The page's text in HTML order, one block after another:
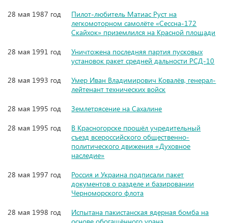
28 мая 1987 год
Пилот-любитель Матиас Руст на
легкомоторном самолёте «Сессна-172
Скайхок» приземлился на Красной площади
28 мая 1991 год
Уничтожена последняя партия пусковых
установок ракет средней дальности РСД-10
28 мая 1993 год
Умер Иван Владимирович Ковалёв, генерал-
лейтенант технических войск
28 мая 1995 год
Землетрясение на Сахалине
28 мая 1995 год
В Красногорске прошёл учредительный
съезд всероссийского общественно-
политического движения «Духовное
наследие»
28 мая 1997 год
Россия и Украина подписали пакет
документов о разделе и базировании
Черноморского флота
28 мая 1998 год
Испытана пакистанская ядерная бомба на